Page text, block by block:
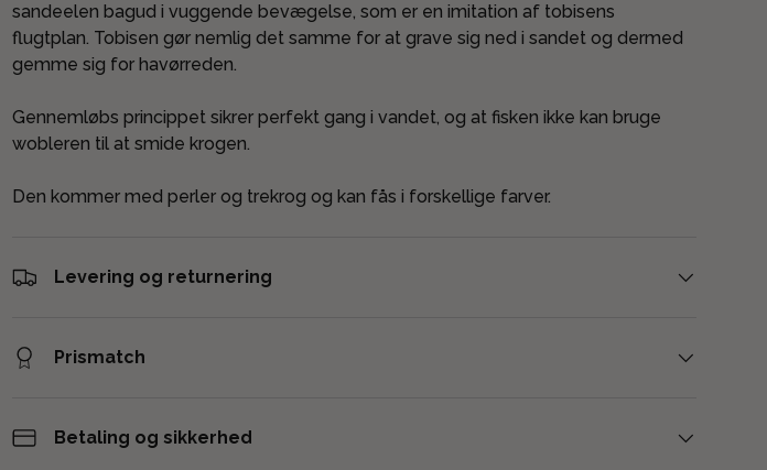
sandeelen bagud i vuggende bevægelse, som er en imitation af tobisens
flugtplan. Tobisen gør nemlig det samme for at grave sig ned i sandet og dermed
gemme sig for havørreden.
Gennemløbs princippet sikrer perfekt gang i vandet, og at fisken ikke kan bruge
wobleren til at smide krogen.
Den kommer med perler og trekrog og kan fås i forskellige farver.
Levering og returnering
Prismatch
Betaling og sikkerhed